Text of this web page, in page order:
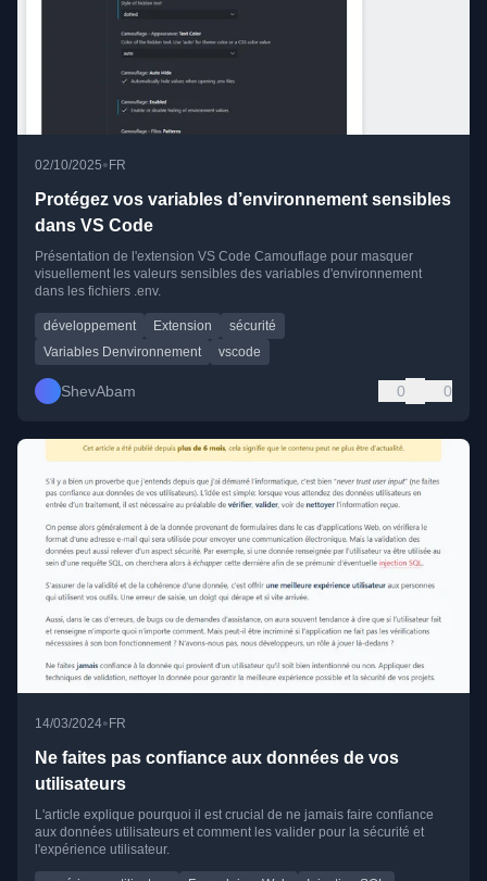
02/10/2025•FR
Protégez vos variables d’environnement sensibles
dans VS Code
Présentation de l'extension VS Code Camouflage pour masquer
visuellement les valeurs sensibles des variables d'environnement
dans les fichiers .env.
développement Extension
sécurité
Variables Denvironnement
vscode
ShevAbam 0 0
14/03/2024• FR
Ne faites pas confiance aux données de vos
utilisateurs
L'article explique pourquoi il est crucial de ne jamais faire confiance
aux données utilisateurs et comment les valider pour la sécurité et
l'expérience utilisateur.